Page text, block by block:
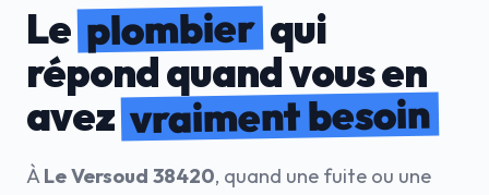
Leplombierqui
répond quand vous en
avezvraiment besoin
ÀLe Versoud 38420, quand une fuite ou une